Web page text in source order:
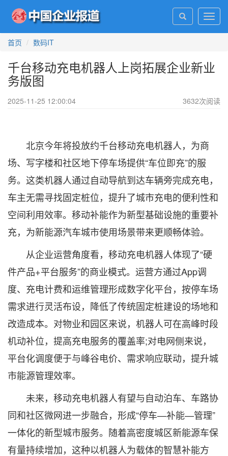
首页
数码IT
千台移动充电机器人上岗拓展企业新业
务版图
2025-11-25 12:00:04 3632次阅读
北京今年将投放约千台移动充电机器人，为商
场、写字楼和社区地下停车场提供“车位即充”的服
务。这类机器人通过自动导航到达车辆旁完成充电，
车主无需寻找固定桩位，提升了城市充电的便利性和
空间利用效率。移动补能作为新型基础设施的重要补
充，为新能源汽车城市使用场景带来更顺畅体验。
从企业运营角度看，移动充电机器人体现了“硬
件产品+平台服务”的商业模式。运营方通过App调
度、充电计费和运维管理形成数字化平台，按停车场
需求进行灵活布设，降低了传统固定桩建设的场地和
改造成本。对物业和园区来说，机器人可在高峰时段
机动补位，提高充电服务的覆盖率;对电网侧来说，
平台化调度便于与峰谷电价、需求响应联动，提升城
市能源管理效率。
未来，移动充电机器人有望与自动泊车、车路协
同和社区微网进一步融合，形成“停车—补能—管理”
一体化的新型城市服务。随着高密度城区新能源车保
有量持续增加，这种以机器人为载体的智慧补能方